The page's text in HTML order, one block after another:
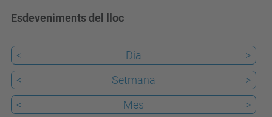
Esdeveniments del lloc
< Dia
>
<
Setmana
>
<
Mes >